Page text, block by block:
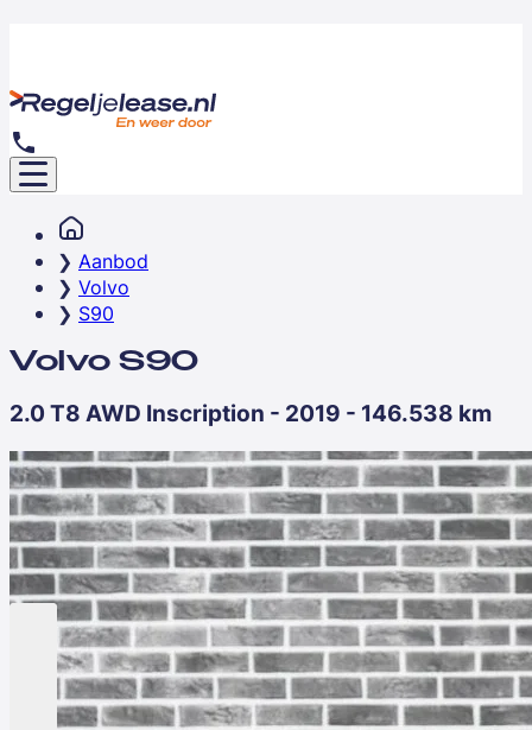
Aanbod
Volvo
S90
Volvo S90
2.0 T8 AWD Inscription - 2019 - 146.538 km